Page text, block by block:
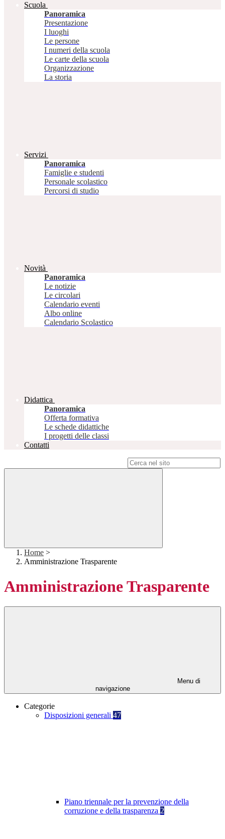
Scuola
Panoramica
Presentazione
I luoghi
Le persone
I numeri della scuola
Le carte della scuola
Organizzazione
La storia
Servizi
Panoramica
Famiglie e studenti
Personale scolastico
Percorsi di studio
Novità
Panoramica
Le notizie
Le circolari
Calendario eventi
Albo online
Calendario Scolastico
Didattica
Panoramica
Offerta formativa
Le schede didattiche
I progetti delle classi
Contatti
Home >
Amministrazione Trasparente
Amministrazione Trasparente
Menu di
navigazione
Categorie
Disposizioni generali 47
Piano triennale per la prevenzione della
corruzione e della trasparenza 2